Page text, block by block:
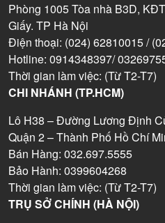
Phòng 1005 Tòa nhà B3D,
Giấy. TP Hà Nội
Điện thoại: (024) 62810015 /
Hotline: 0914348397/
Thời gian làm việc: (Từ T2-T7)
CHI NHÁNH (TP.HCM)
Lô H38 – Đường Lương Định
Quận 2 – Thành Phố Hồ Chí
Bán Hàng: 032.697.5555
Bảo Hành: 0399604268
Thời gian làm việc: (Từ T2-T7)
TRỤ SỞ CHÍNH (HÀ NỘI)